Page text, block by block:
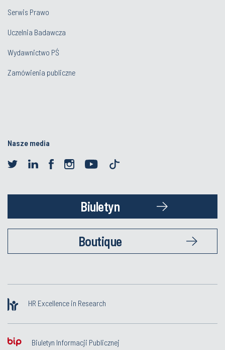
Serwis Prawo
Uczelnia Badawcza
Wydawnictwo PŚ
Zamówienia publiczne
Nasze media
Biuletyn
Boutique
HR Excellence in Research
Biuletyn Informacji Publicznej